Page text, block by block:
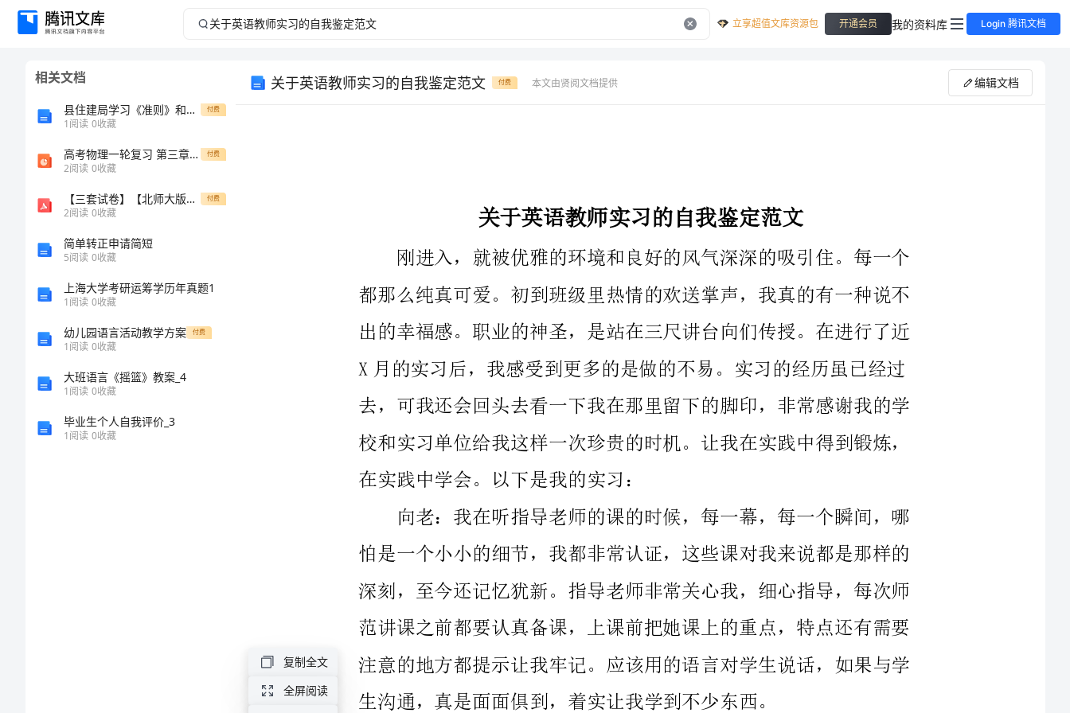
关
立享超值文库资源包 开通会员 我的资料库 Login 腾讯文档
相关文档
县住建局学习《准则》和《条例》心得体会 付费
1阅读 0收藏
高考物理一轮复习 第三章 牛顿运动定律 第1讲 牛顿第一定律 牛顿第三定律课件 付费
2阅读 0收藏
【三套试卷】【北师大版】小学三年级数学下册第三单元练习试卷(含答案) 付费
2阅读 0收藏
简单转正申请简短
5阅读 0收藏
上海大学考研运筹学历年真题1
1阅读 0收藏
幼儿园语言活动教学方案 付费
1阅读 0收藏
大班语言《摇篮》教案_4
1阅读 0收藏
毕业生个人自我评价_3
1阅读 0收藏
关于英语教师实习的自我鉴定范文 付费 本文由贤阅文档提供 编辑文档
化、稳固。教学语言表达清楚、流畅，课外辅导耐心细致，对不同
程度的学生都能区别情况，因材施教，答疑解惑正确而有启发性，
批改作业仔细正确。一名优秀的教师除了要有强烈的责任感，扎实
都那么纯真可爱。初到班级里热情的欢送掌声，我真的有一种说不
出的幸福感。职业的神圣，是站在三尺讲台向们传授。在进行了近
X月的实习后，我感受到更多的是做的不易。实习的经历虽已经过
校和实习单位给我这样一次珍贵的时机。让我在实践中得到锻炼，
在实践中学会。以下是我的实习：
向老：我在听指导老师的课的时候，每一幕，每一个瞬间，哪
怕是一个小小的细节，我都非常认证，这些课对我来说都是那样的
注意的地方都提示让我牢记。应该用的语言对学生说话，如果与学
生沟通，真是面面俱到，着实让我学到不少东西。
复制全文
全屏阅读